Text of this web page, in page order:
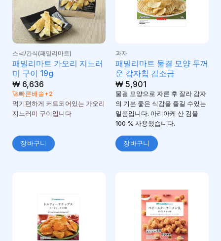
스낵/간식(패밀리마트)
패밀리마트 가오리 지느러
미 구이 19g
₩6,636
🚀빠른배송+2
먹기편하게 커트되어있는 가오리
지느러미 구이입니다
장바구니
과자
패밀리마트 물결 모양 두꺼
운 감자칩 김소금
₩5,901
물결 모양으로 자른 후 잘라 감자
의 기분 좋은 식감을 즐길 수있는
일품입니다. 아리아케 산 김을
100 % 사용했습니다.
장바구니